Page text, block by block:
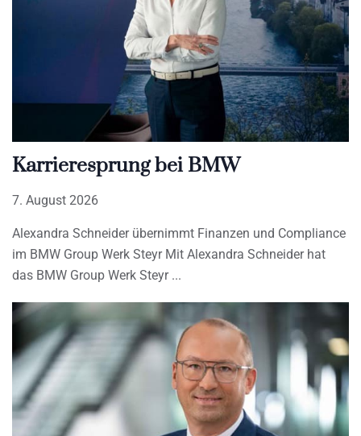
Karrieresprung bei BMW
7. August 2026
Alexandra Schneider übernimmt Finanzen und Compliance
im BMW Group Werk Steyr Mit Alexandra Schneider hat
das BMW Group Werk Steyr